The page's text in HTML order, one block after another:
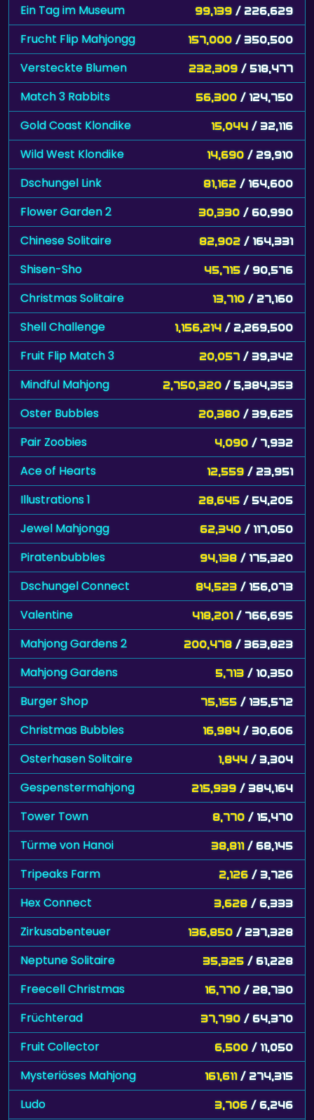
Ein Tag im Museum 99,139 / 226,629
Frucht Flip Mahjongg 157,000 / 350,500
Versteckte Blumen 232,309 / 518,477
Match 3 Rabbits 56,300 / 124,750
Gold Coast Klondike 15,044 / 32,116
Wild West Klondike 14,690 / 29,910
Dschungel Link 81,162 / 164,600
Flower Garden 2 30,330 / 60,990
Chinese Solitaire 82,902 / 164,331
Shisen-Sho 45,715 / 90,576
Christmas Solitaire 13,710 / 27,160
Shell Challenge 1,156,214 / 2,269,500
Fruit Flip Match 3 20,057 / 39,342
Mindful Mahjong 2,750,320 / 5,384,353
Oster Bubbles 20,380 / 39,625
Pair Zoobies 4,090 / 7,932
Ace of Hearts 12,559 / 23,951
Illustrations 1 28,645 / 54,205
Jewel Mahjongg 62,340 / 117,050
Piratenbubbles 94,138 / 175,320
Dschungel Connect 84,523 / 156,073
Valentine 418,201 / 766,695
Mahjong Gardens 2 200,478 / 363,823
Mahjong Gardens 5,713 / 10,350
Burger Shop 75,155 / 135,572
Christmas Bubbles 16,984 / 30,606
Osterhasen Solitaire 1,844 / 3,304
Gespenstermahjong 215,939 / 384,164
Tower Town 8,770 / 15,470
Türme von Hanoi 38,811 / 68,145
Tripeaks Farm 2,126 / 3,726
Hex Connect 3,628 / 6,333
Zirkusabenteuer 136,850 / 237,328
Neptune Solitaire 35,325 / 61,228
Freecell Christmas 16,770 / 28,730
Früchterad 37,790 / 64,370
Fruit Collector 6,500 / 11,050
Mysteriöses Mahjong 161,611 / 274,315
Ludo 3,706 / 6,246